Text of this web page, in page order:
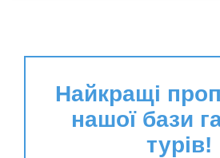
Найкращі
нашої бази
турів!